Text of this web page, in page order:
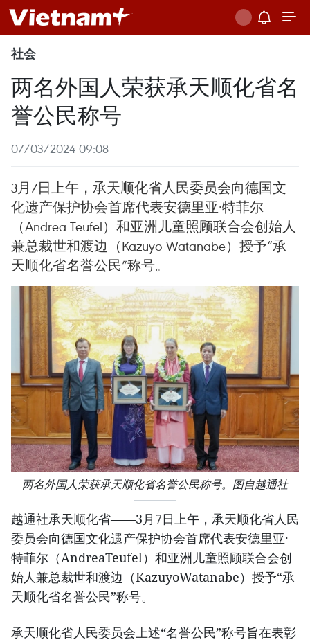
社会
两名外国人荣获承天顺化省名
誉公民称号
07/03/2024 09:08
3月7日上午，承天顺化省人民委员会向德国文
化遗产保护协会首席代表安德里亚·特菲尔
（Andrea Teufel）和亚洲儿童照顾联合会创始人
兼总裁世和渡边（Kazuyo Watanabe）授予“承
天顺化省名誉公民”称号。
两名外国人荣获承天顺化省名誉公民称号。图自越通社
越通社承天顺化省——3月7日上午，承天顺化省人民
委员会向德国文化遗产保护协会首席代表安德里亚·
特菲尔（AndreaTeufel）和亚洲儿童照顾联合会创
始人兼总裁世和渡边（KazuyoWatanabe）授予“承
天顺化省名誉公民”称号。
承天顺化省人民委员会上述“名誉公民”称号旨在表彰